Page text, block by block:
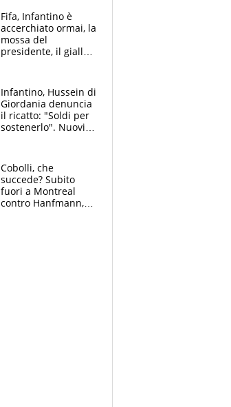
Fifa, Infantino è
accerchiato ormai, la
mossa del
presidente, il giallo
Trump
Infantino, Hussein di
Giordania denuncia
il ricatto: "Soldi per
sostenerlo". Nuovi
Cobolli, che
succede? Subito
fuori a Montreal
contro Hanfmann,